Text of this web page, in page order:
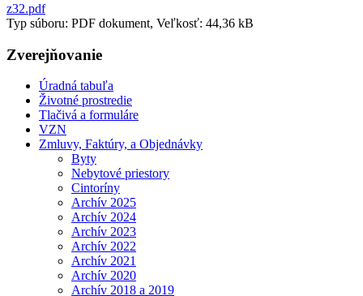
z32.pdf
Typ súboru: PDF dokument, Veľkosť: 44,36 kB
Zverejňovanie
Úradná tabuľa
Životné prostredie
Tlačivá a formuláre
VZN
Zmluvy, Faktúry, a Objednávky
Byty
Nebytové priestory
Cintoríny
Archív 2025
Archív 2024
Archív 2023
Archív 2022
Archív 2021
Archív 2020
Archív 2018 a 2019